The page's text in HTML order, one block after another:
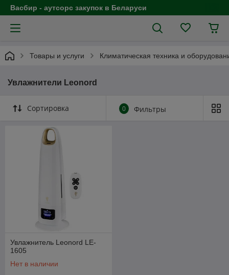
Васбир - аутсорс закупок в Беларуси
Товары и услуги Климатическая техника и
Увлажнители Leonord
Сортировка 0 Фильтры
Увлажнитель Leonord LE-
1605
Нет в наличии